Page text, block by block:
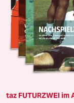
taz FUTURZWEI im